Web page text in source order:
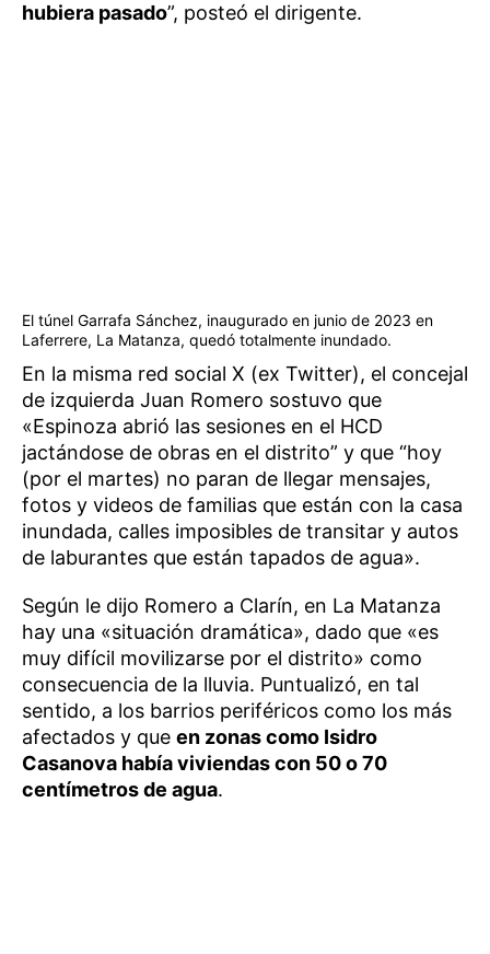
hubiera pasado”, posteó el dirigente.
El túnel Garrafa Sánchez, inaugurado en junio de 2023 en
Laferrere, La Matanza, quedó totalmente inundado.
En la misma red social X (ex Twitter), el concejal
de izquierda Juan Romero sostuvo que
«Espinoza abrió las sesiones en el HCD
jactándose de obras en el distrito” y que “hoy
(por el martes) no paran de llegar mensajes,
fotos y videos de familias que están con la casa
inundada, calles imposibles de transitar y autos
de laburantes que están tapados de agua».
Según le dijo Romero a Clarín, en La Matanza
hay una «situación dramática», dado que «es
muy difícil movilizarse por el distrito» como
consecuencia de la lluvia. Puntualizó, en tal
sentido, a los barrios periféricos como los más
afectados y que en zonas como Isidro
Casanova había viviendas con 50 o 70
centímetros de agua.